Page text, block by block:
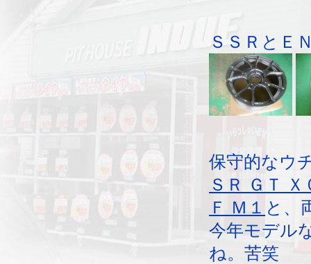
ＳＳＲとＥ
保守的なウ
ＳＲ ＧＴ Ｘ
Ｆ Ｍ１ と、
今年モデル
ね。苦笑